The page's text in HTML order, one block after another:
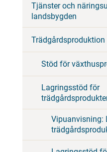
Tjänster och
landsbygden
Trädgårdsproduktion
Stöd för
Lagringsstöd för
Vipuanvisning: